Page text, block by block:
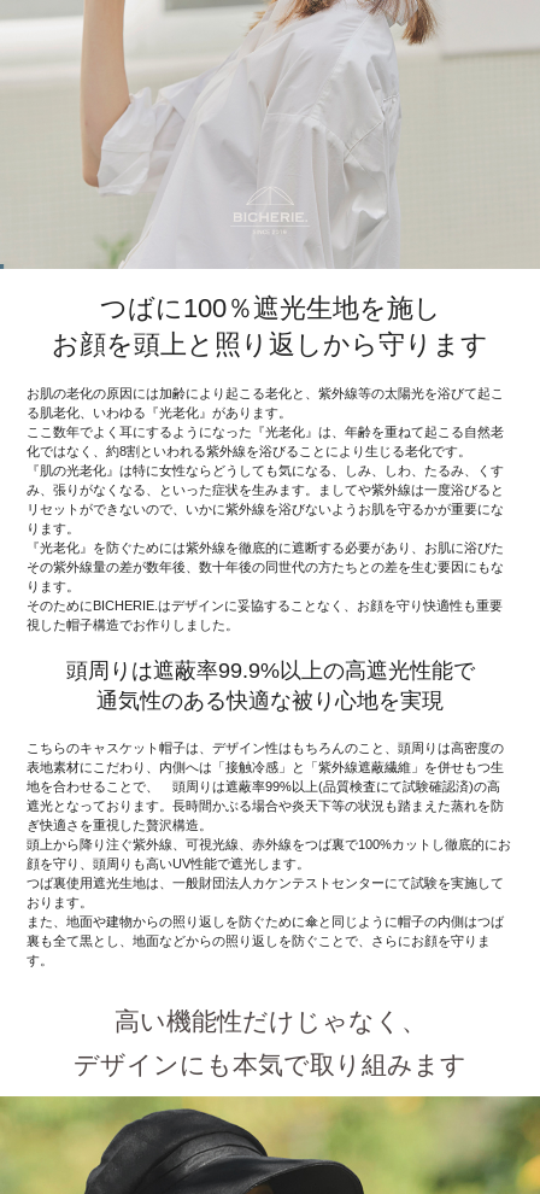
つばに100％遮光生地を施し
お顔を頭上と照り返しから守ります
お肌の老化の原因には加齢により起こる老化と、紫外線等の太陽光を浴びて起こ
る肌老化、いわゆる『光老化』があります。
ここ数年でよく耳にするようになった『光老化』は、年齢を重ねて起こる自然老
化ではなく、約8割といわれる紫外線を浴びることにより生じる老化です。
『肌の光老化』は特に女性ならどうしても気になる、しみ、しわ、たるみ、くす
み、張りがなくなる、といった症状を生みます。ましてや紫外線は一度浴びると
リセットができないので、いかに紫外線を浴びないようお肌を守るかが重要にな
ります。
『光老化』を防ぐためには紫外線を徹底的に遮断する必要があり、お肌に浴びた
その紫外線量の差が数年後、数十年後の同世代の方たちとの差を生む要因にもな
ります。
そのためにBICHERIE.はデザインに妥協することなく、お顔を守り快適性も重要
視した帽子構造でお作りしました。
頭周りは遮蔽率99.9%以上の高遮光性能で
通気性のある快適な被り心地を実現
こちらのキャスケット帽子は、デザイン性はもちろんのこと、頭周りは高密度の
表地素材にこだわり、内側へは「接触冷感」と「紫外線遮蔽繊維」を併せもつ生
地を合わせることで、 頭周りは遮蔽率99%以上(品質検査にて試験確認済)の高
遮光となっております。長時間かぶる場合や炎天下等の状況も踏まえた蒸れを防
ぎ快適さを重視した贅沢構造。
頭上から降り注ぐ紫外線、可視光線、赤外線をつば裏で100%カットし徹底的にお
顔を守り、頭周りも高いUV性能で遮光します。
つば裏使用遮光生地は、一般財団法人カケンテストセンターにて試験を実施して
おります。
また、地面や建物からの照り返しを防ぐために傘と同じように帽子の内側はつば
裏も全て黒とし、地面などからの照り返しを防ぐことで、さらにお顔を守りま
す。
高い機能性だけじゃなく、
デザインにも本気で取り組みます